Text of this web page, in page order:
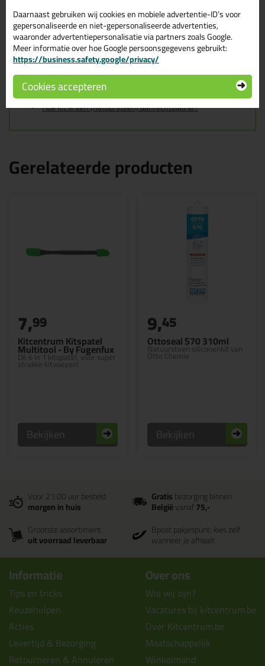
Wil je meer weten over de toepassing en kenmerken van dit
product?Lees alles over dit product >
Tips & tricks voor Zwaluw Silicone
Colors + Natural Stone 310ml
In de volgende blogs wordt dit product gebruikt:
Hoe kit ik een (natuursteen) aanrechtblad af?
Gerelateerde producten
Kitcentrum Kitspatel
Multitool - By Fugenfux
Dé 6 in 1 kitspatel, voor super
strakke kitvoegen!
7,99
Bekijken
Ottoseal S70 310ml
Natuursteen siliconenkit van
Otto Chemie
9,45
Bekijken
Voor 21:00 uur besteld
morgen in huis
Gratisbezorging binnen
Belgiëvanaf75,-
Grootste assortiment
uit voorraad leverbaar
Bpost pakjespunt: kies zelf
wanneer je afhaalt
Informatie
Tips en tricks
Keuzehulpen
Acties
Levertijd & Bezorging
Retourneren & Annuleren
Over ons
Wie wij zijn?
Vacatures bij kitcentrum.be
Over Kitcentrum.be
Maatschappelijk
Winkelmand
Daarnaast gebruiken wij cookies en mobiele advertentie-ID’s voor
gepersonaliseerde en niet-gepersonaliseerde advertenties,
waaronder advertentiepersonalisatie via partners zoals Google.
Meer informatie over hoe Google persoonsgegevens gebruikt:
https://business.safety.google/privacy/
Cookies accepteren